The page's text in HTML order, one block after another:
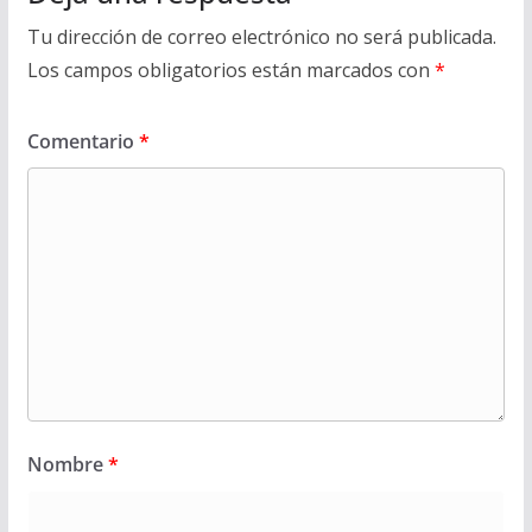
Tu dirección de correo electrónico no será publicada.
Los campos obligatorios están marcados con *
Comentario *
Nombre*